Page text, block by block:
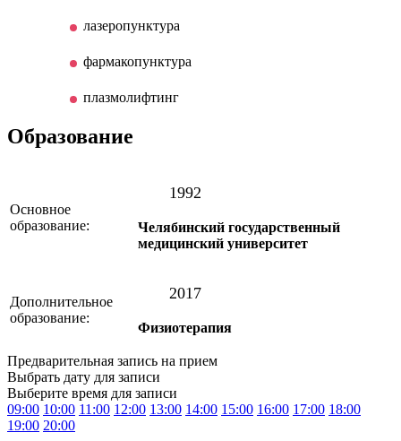
лазеропунктура
фармакопунктура
плазмолифтинг
Образование
Основное
образование:
1992
Челябинский государственный
медицинский университет
Дополнительное
образование:
2017
Физиотерапия
Предварительная запись на прием
Выбрать дату для записи
Выберите время для записи
09:00 10:00 11:00 12:00 13:00 14:00 15:00 16:00 17:00 18:00
19:00 20:00